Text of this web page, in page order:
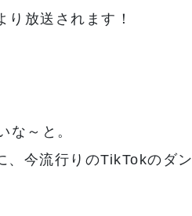
放送されます！
な～と。
、今流行りのTikTokのダン